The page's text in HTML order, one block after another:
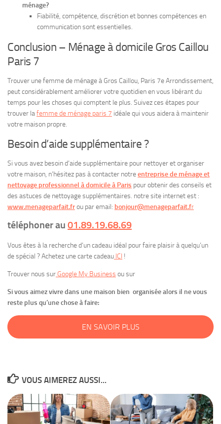
ménage?
Fiabilité, compétence, discrétion et bonnes compétences en
communication sont essentielles.
Conclusion – Ménage à domicile Gros Caillou
Paris 7
Trouver une femme de ménage à Gros Caillou, Paris 7e Arrondissement,
peut considérablement améliorer votre quotidien en vous libérant du
temps pour les choses qui comptent le plus. Suivez ces étapes pour
trouver lafemme de ménage paris 7 idéale qui vous aidera à maintenir
votre maison propre.
Besoin d’aide supplémentaire ?
Si vous avez besoin d’aide supplémentaire pour nettoyer et organiser
votre maison, n’hésitez pas à contacter notreentreprise de ménage et
nettoyage professionnel à domicile à Paris pour obtenir des conseils et
des astuces de nettoyage supplémentaires. notre site internet est :
www.menageparfait.frou par email: bonjour@menageparfait.fr
téléphoner au 01.89.19.68.69
Vous êtes à la recherche d’un cadeau idéal pour faire plaisir à quelqu’un
de spécial ? Achetez une carte cadeau ICI !
Trouver nous sur Google My Business ou sur
Si vous aimez vivre dans une maison bien organisée alors il ne vous
reste plus qu’une chose à faire:
EN SAVOIR PLUS
VOUS AIMEREZ AUSSI...